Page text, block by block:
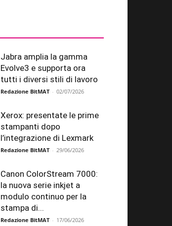
Jabra amplia la gamma
Evolve3 e supporta ora
tutti i diversi stili di lavoro
Redazione BitMAT - 02/07/2026
Xerox: presentate le prime
stampanti dopo
l’integrazione di Lexmark
Redazione BitMAT - 29/06/2026
Canon ColorStream 7000:
la nuova serie inkjet a
modulo continuo per la
stampa di...
Redazione BitMAT - 17/06/2026